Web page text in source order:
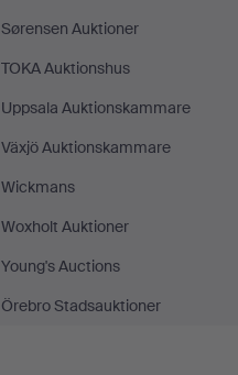
Sørensen Auktioner
TOKA Auktionshus
Uppsala Auktionskammare
Växjö Auktionskammare
Wickmans
Woxholt Auktioner
Young's Auctions
Örebro Stadsauktioner